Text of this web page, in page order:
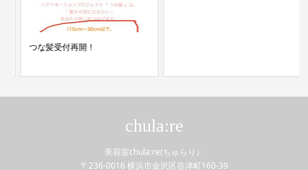
つな髪受付再開！
chula:re
美容室chula:re(ちゅらり）
〒236-0016 横浜市金沢区谷津町160-39